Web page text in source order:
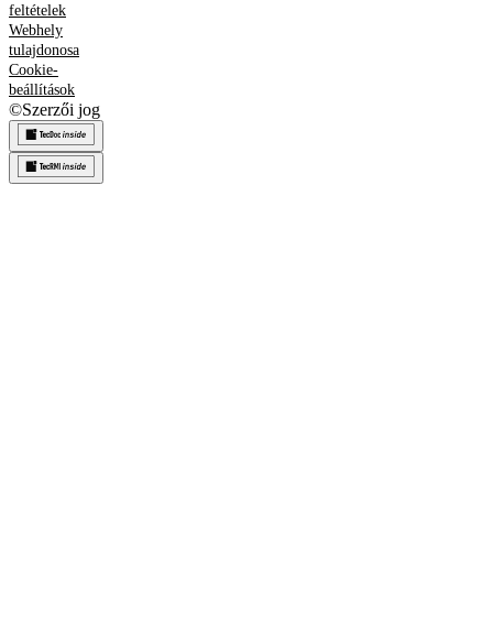
feltételek
Webhely
tulajdonosa
Cookie-
beállítások
©Szerzői jog